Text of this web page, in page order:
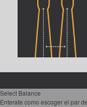
Select Balance
Enterate como escoger el par